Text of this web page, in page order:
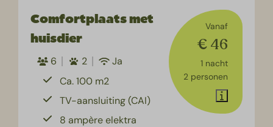
Vanaf
€ 46
1 nacht
2 personen
Comfortplaats met
huisdier
6 2
Ja
Ca. 100 m2
TV-aansluiting (CAI)
8 ampère elektra